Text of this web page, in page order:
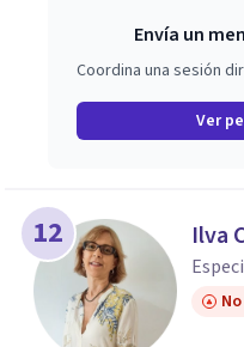
Envía un
Coordina una sesión
Ver
12 Ilva